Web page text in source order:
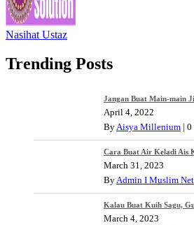
Nasihat Ustaz
Trending Posts
Jangan Buat Main-main
April 4, 2022
ByAisya Millenium | 0
Cara Buat Air Keladi Ais
March 31, 2023
ByAdmin I Muslim
Kalau Buat Kuih Sagu,
March 4, 2023